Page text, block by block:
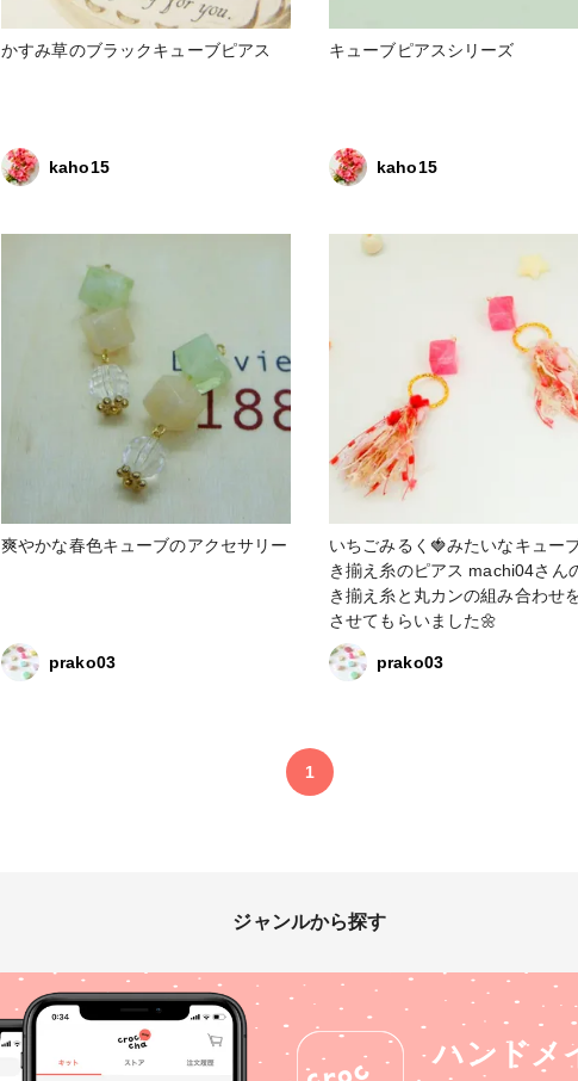
かすみ草のブラックキューブピアス
kaho15
キューブピアスシリーズ
kaho15
爽やかな春色キューブのアクセサリー
prako03
いちごみるく🍓みたいなキュー
き揃え糸のピアス machi04さんの引
き揃え糸と丸カンの組み合わせ
させてもらいました🌼
prako03
1
ジャンルから探す
ハンドメ